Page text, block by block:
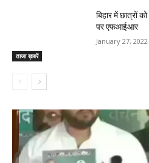
ताजा ख़बरें
बिहार में छात्रों
पर एफआईआर
January 27, 2022